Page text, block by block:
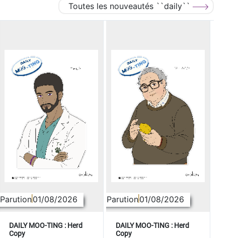
Toutes les nouveautés ``daily``
Parution01/08/2026
DAILY MOO-TING : Herd
Copy
Parution01/08/2026
DAILY MOO-TING : Herd
Copy